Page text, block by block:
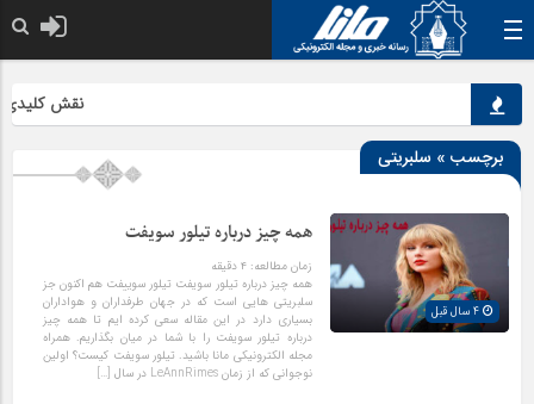
نقش کلیدی
برچسب » سلبریتی
همه چیز درباره تیلور سویفت
زمان مطالعه:۴ دقیقه
همه چیز درباره تیلور سویفت تیلور سوییفت هم اکنون جز
سلبریتی هایی است که در جهان طرفداران و هواداران
بسیاری دارد در این مقاله سعی کرده ایم تا همه چیز
درباره تیلور سویفت را با شما در میان بگذاریم. همراه
مجله الکترونیکی مانا باشید. تیلور سویفت کیست؟ اولین
نوجوانی که از زمان LeAnnRimes در سال […]